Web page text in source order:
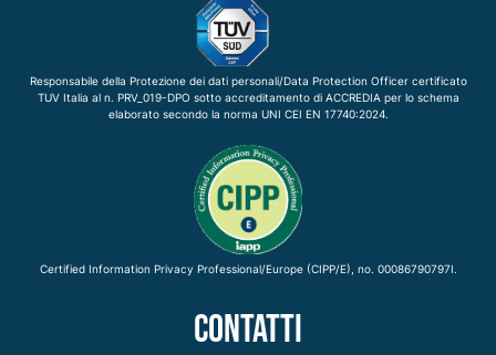
Responsabile della Protezione dei dati personali/Data Protection Officer certificato
TUV Italia al n. PRV_019-DPO sotto accreditamento di ACCREDIA per lo schema
elaborato secondo la norma UNI CEI EN 17740:2024.
Certified Information Privacy Professional/Europe (CIPP/E), no. 00086790797I.
CONTATTI